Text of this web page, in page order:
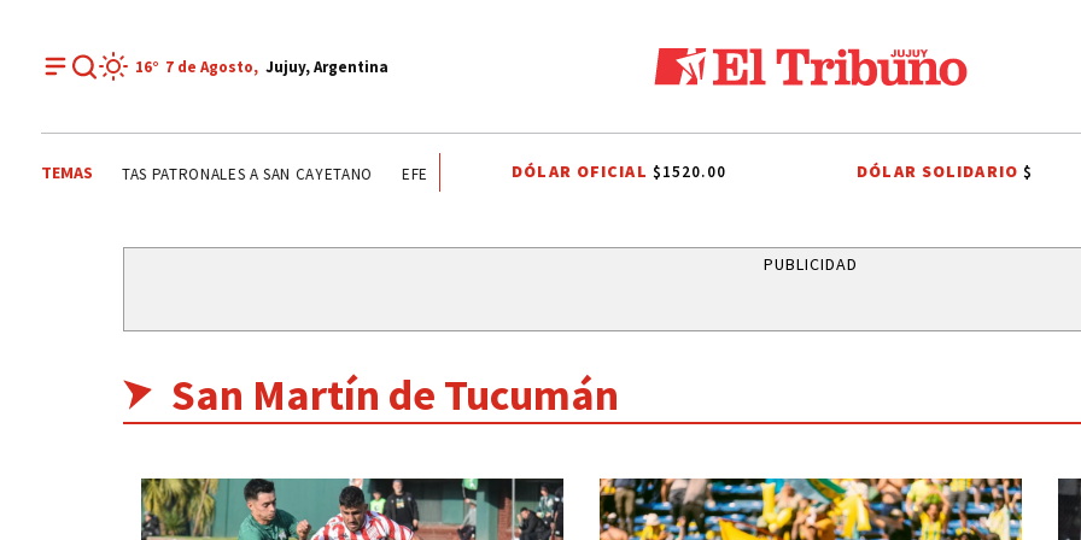
16° 7 de Agosto, Jujuy, Argentina
TEMASFIESTAS PATRONALES A SAN CAYETANO EFEMÉRIDES CONFLICTO PORTUARIO GREMIOS DOCENTES RUBÉN EDUARDO RIVAROLA
DÓLAR OFICIAL $1520.00 DÓLAR SOLIDARIO$
PUBLICIDAD
San Martín de Tucumán